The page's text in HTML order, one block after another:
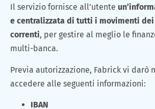
Il servizio fornisce all’utente
e centralizzata di tutti i movimenti
correnti, per gestire al meglio le
multi-banca.
Previa autorizzazione, Fabrick vi darò
accedere alle seguenti informazioni:
IBAN